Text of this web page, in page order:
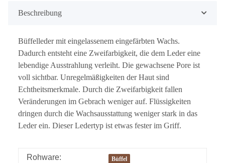
Beschreibung
Büffelleder mit eingelassenem eingefärbten Wachs.
Dadurch entsteht eine Zweifarbigkeit, die dem Leder eine
lebendige Ausstrahlung verleiht. Die gewachsene Pore ist
voll sichtbar. Unregelmäßigkeiten der Haut sind
Echtheitsmerkmale. Durch die Zweifarbigkeit fallen
Veränderungen im Gebrach weniger auf. Flüssigkeiten
dringen durch die Wachsausstattung weniger stark in das
Leder ein. Dieser Ledertyp ist etwas fester im Griff.
Rohware: Büffel